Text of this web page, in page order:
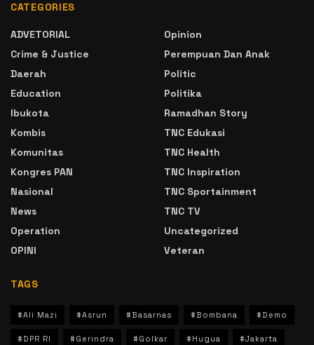
CATEGORIES
ADVETORIAL
Crime & Justice
Daerah
Education
Ibukota
Kombis
Komunitas
Kongres PAN
Nasional
News
Operation
OPINI
Opinion
Perempuan Dan Anak
Politic
Politika
Ramadhan Story
TNC Edukasi
TNC Health
TNC Inspiration
TNC Sportainment
TNC TV
Uncategorized
Veteran
TAGS
#Ali Mazi #Asrun #Basarnas #Bombana #Demo
#DPR RI #Gerindra #Golkar #Hugua #Jakarta